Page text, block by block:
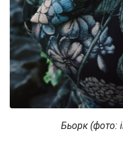
Бьорк (фото: